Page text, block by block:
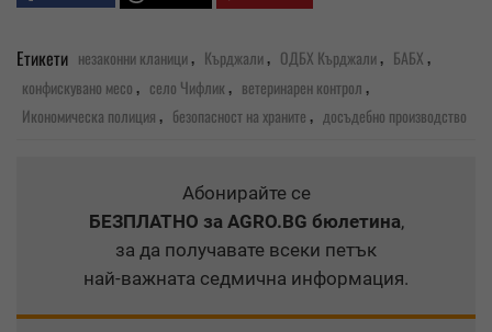
Етикети незаконни кланици, Кърджали, ОДБХ Кърджали, БАБХ,
конфискувано месо, село Чифлик, ветеринарен контрол,
Икономическа полиция, безопасност на храните, досъдебно производство
Абонирайте се
БЕЗПЛАТНО за AGRO.BG бюлетина,
за да получавате всеки петък
най-важната седмична информация.